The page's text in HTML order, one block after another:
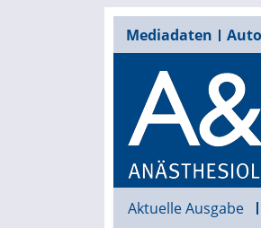
Mediadaten
Aktuelle Ausgabe